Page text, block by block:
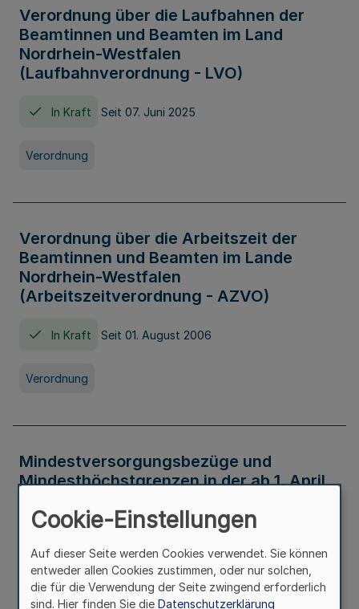
Verordnung über die Laufbahnen der
Beamtinnen und Beamten im Land
Nordrhein-Westfalen
(Laufbahnverordnung - LVO)
In Kraft Seit 07. Juni 2025
Verordnung
Verordnung über die Arbeitszeit der
Beamtinnen und Beamten im Lande
Nordrhein-Westfalen
(Arbeitszeitverordnung - AZVO)
In Kraft Seit 01. August 2006
Verordnung
Mindestversorgungsbezüge und
Mindesthöchstgrenzen in der ab 1. April
Verwaltungsvorschrift
Cookie-Einstellungen
Auf dieser Seite werden Cookies verwendet. Sie können
entweder allen Cookies zustimmen, oder nur solchen,
die für die Verwendung der Seite zwingend erforderlich
sind. Hier finden Sie die Datenschutzerklärung